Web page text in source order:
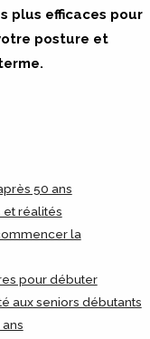
plus efficaces pour
posture et
50 ans
et réalités
la
pour débuter
aux seniors débutants